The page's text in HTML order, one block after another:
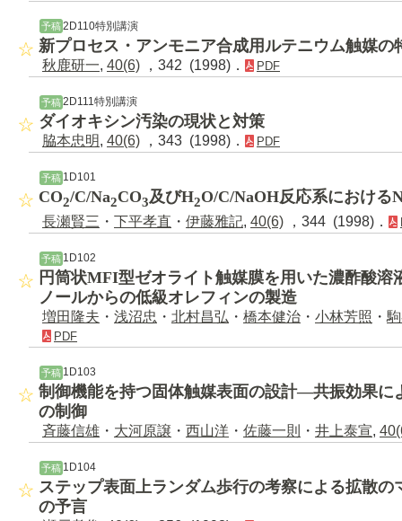
予稿 2D110特別講演
新プロセス・アンモニア合成用ルテニウム触媒
秋鹿研一, 40(6) ，342 (1998)． PDF
予稿2D111特別講演
ダイオキシン汚染の現状と対策
脇本忠明, 40(6) ，343 (1998)． PDF
予稿 1D101
CO2/C/Na2CO3及びH2O/C/NaOH反応系における
長瀬賢三 ・ 下平孝直 ・ 伊藤雅記, 40(6) ，344 (1998)．
予稿1D102
円筒状MFI型ゼオライト触媒膜を用いた濃酢酸溶
ノールからの低級オレフィンの製造
増田隆夫 ・ 浅沼忠 ・ 北村昌弘 ・ 橋本健治 ・ 小林芳照 ・
PDF
予稿 1D103
制御機能を持つ固体触媒表面の設計―共振効果に
の制御
斉藤信雄 ・ 大河原譲 ・ 西山洋 ・ 佐藤一則 ・ 井上泰宣,
予稿 1D104
ステップ表面上ランダム歩行の考察による拡散
の予言